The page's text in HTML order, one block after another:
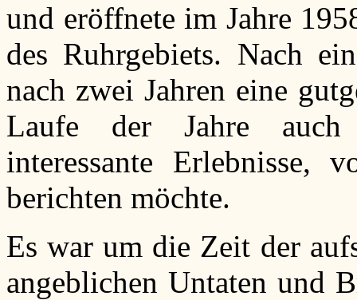
und eröffnete im Jahre
des Ruhrgebiets. Nach
nach zwei Jahren eine
Laufe der Jahre auch
interessante Erlebnisse,
berichten möchte.
Es war um die Zeit der
angeblichen Untaten und